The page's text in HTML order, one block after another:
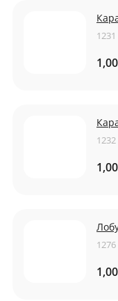
1231
1232
1276